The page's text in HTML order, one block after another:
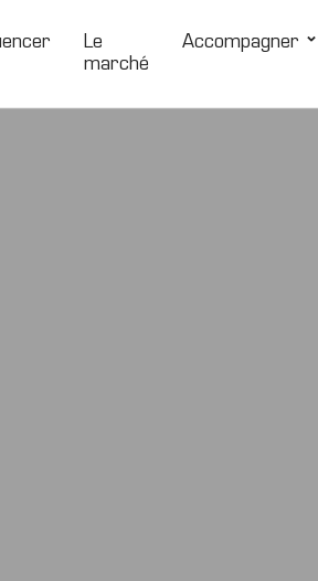
Le
marché
Accompagner